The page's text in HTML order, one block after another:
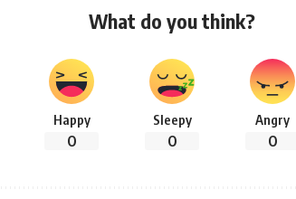
What do you think?
Happy
0
Sleepy
0
Angry
0